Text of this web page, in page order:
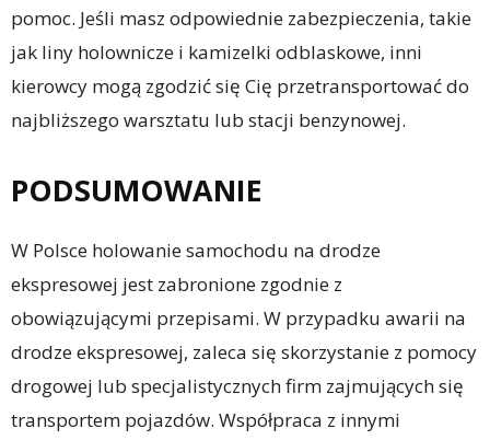
pomoc. Jeśli masz odpowiednie zabezpieczenia, takie
jak liny holownicze i kamizelki odblaskowe, inni
kierowcy mogą zgodzić się Cię przetransportować do
najbliższego warsztatu lub stacji benzynowej.
PODSUMOWANIE
W Polsce holowanie samochodu na drodze
ekspresowej jest zabronione zgodnie z
obowiązującymi przepisami. W przypadku awarii na
drodze ekspresowej, zaleca się skorzystanie z pomocy
drogowej lub specjalistycznych firm zajmujących się
transportem pojazdów. Współpraca z innymi